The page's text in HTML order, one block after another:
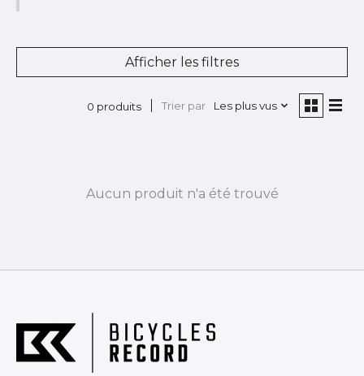
Afficher les filtres
0 produits Trier par Les plus vus
Aucun produit n'a été trouvé